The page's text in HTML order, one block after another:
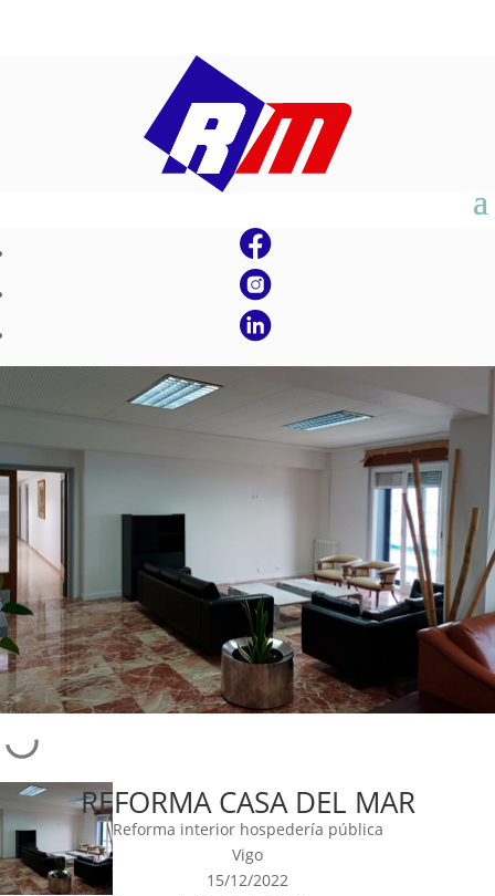
REFORMA CASA DEL MAR
Reforma interior hospedería pública
Vigo
15/12/2022